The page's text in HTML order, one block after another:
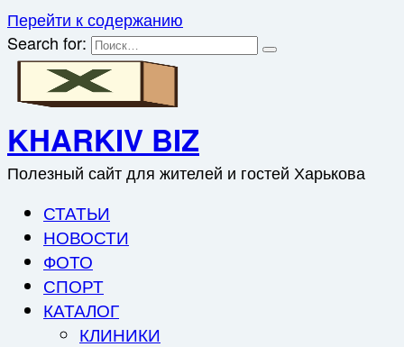
Перейти к содержанию
Search for:
KHARKIV BIZ
Полезный сайт для жителей и гостей Харькова
СТАТЬИ
НОВОСТИ
ФОТО
СПОРТ
КАТАЛОГ
КЛИНИКИ